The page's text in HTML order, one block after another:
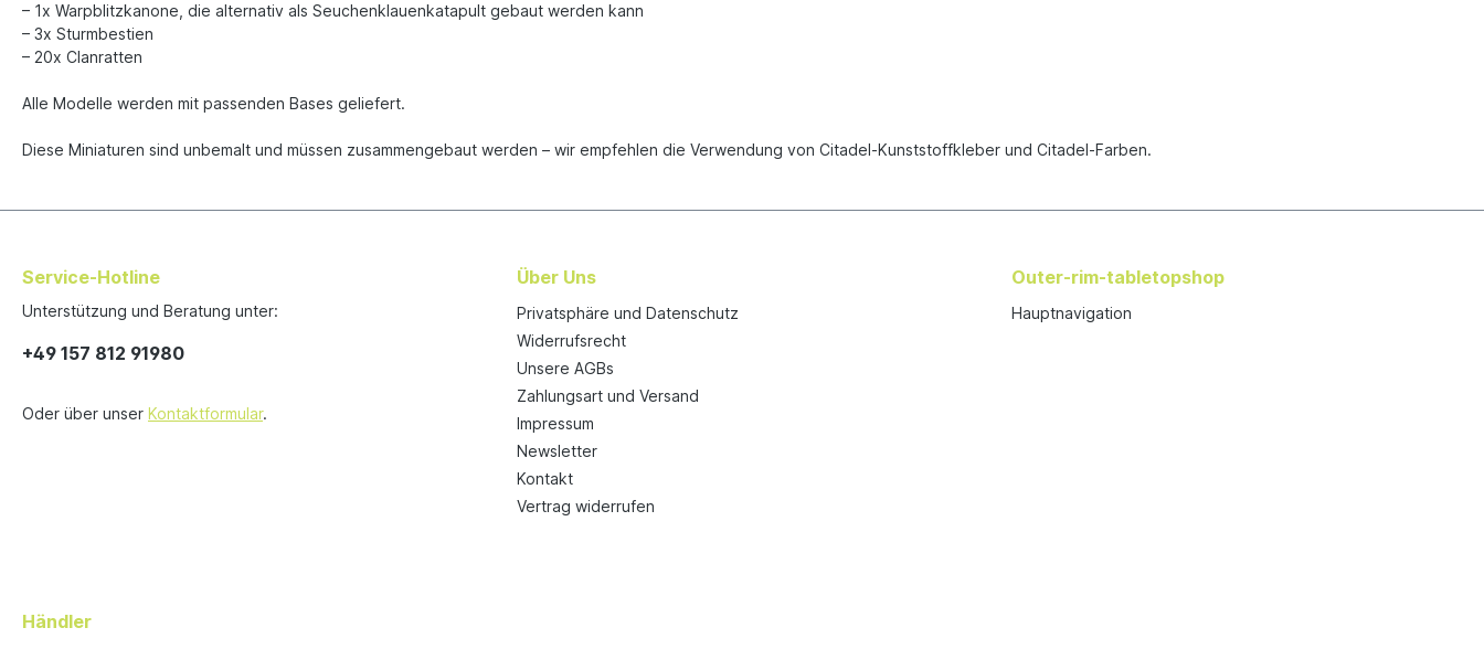
– 1x Warpblitzkanone, die alternativ als Seuchenklauenkatapult gebaut werden kann
– 3x Sturmbestien
– 20x Clanratten
Alle Modelle werden mit passenden Bases geliefert.
Diese Miniaturen sind unbemalt und müssen zusammengebaut werden – wir empfehlen die Verwendung von Citadel-Kunststoffkleber und Citadel-Farben.
Service-Hotline
Unterstützung und Beratung unter:
+49 157 812 91980
Oder über unser Kontaktformular.
Über Uns
Privatsphäre und Datenschutz
Widerrufsrecht
Unsere AGBs
Zahlungsart und Versand
Impressum
Newsletter
Kontakt
Vertrag widerrufen
Outer-rim-tabletopshop
Hauptnavigation
Händler